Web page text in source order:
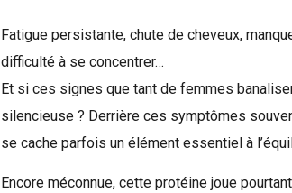
Fatigue persistante, chute de cheveux,
difficulté à se concentrer…
Et si ces signes que tant de femmes
silencieuse ? Derrière ces symptômes
se cache parfois un élément essentiel à
Encore méconnue, cette protéine joue